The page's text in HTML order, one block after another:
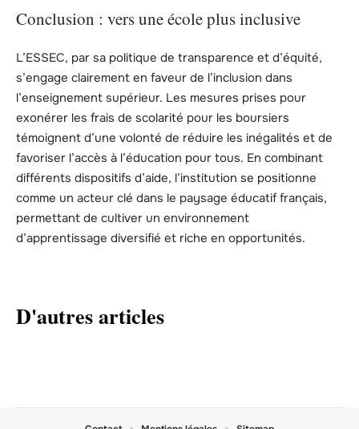
Conclusion : vers une école plus inclusive
L’ESSEC, par sa politique de transparence et d’équité,
s’engage clairement en faveur de l’inclusion dans
l’enseignement supérieur. Les mesures prises pour
exonérer les frais de scolarité pour les boursiers
témoignent d’une volonté de réduire les inégalités et de
favoriser l’accès à l’éducation pour tous. En combinant
différents dispositifs d’aide, l’institution se positionne
comme un acteur clé dans le paysage éducatif français,
permettant de cultiver un environnement
d’apprentissage diversifié et riche en opportunités.
D'autres articles